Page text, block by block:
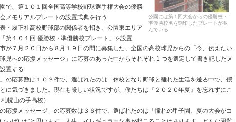
公園には第１回大会からの優勝校・
準優勝校名を刻印したプレートが並
んでいる
で、第１０１回全国高等学校野球選手権大会の優勝
メモリアルプレートの設置式典を行う
・履正社高校野球部の関係者を招き、公園東エリア
第１０１回 優勝校・準優勝校プレート」を設置
が７月２０日から８月１９日の間に募集した、全国の高校球児からの「今、伝えたい
児への応援メッセージ」に応募のあった中からそれぞれ 1 つを選定して書き記したメ
置する
の応募数は１０３件で、選ばれたのは「休校となり野球と離れた生活を送る中で、僕
に気づきました。現在も厳しい状況ですが、僕たちは『２０２０年夏』を忘れずにこ
幌山の手高校）
応援メッセージ」の応募数は３６件で、選ばれたのは「憧れの甲子園、夏の大会がコ